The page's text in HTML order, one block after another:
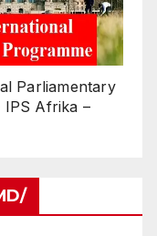
Parliamentary
IPS Afrika –